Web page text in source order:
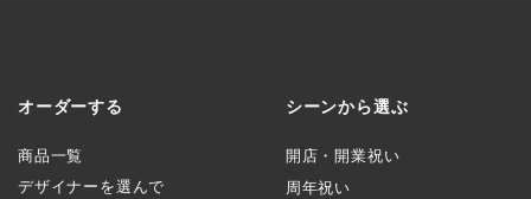
オーダーする
商品一覧
デザイナーを選んで
シーンから選ぶ
開店・開業祝い
周年祝い